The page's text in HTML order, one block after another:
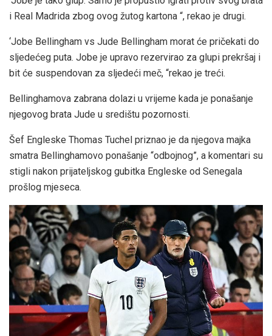
i Real Madrida zbog ovog žutog kartona “, rekao je drugi.
‘Jobe Bellingham vs Jude Bellingham morat će pričekati do
sljedećeg puta. Jobe je upravo rezervirao za glupi prekršaj i
bit će suspendovan za sljedeći meč, “rekao je treći.
Bellinghamova zabrana dolazi u vrijeme kada je ponašanje
njegovog brata Jude u središtu pozornosti.
Šef Engleske Thomas Tuchel priznao je da njegova majka
smatra Bellinghamovo ponašanje “odbojnog”, a komentari su
stigli nakon prijateljskog gubitka Engleske od Senegala
prošlog mjeseca.